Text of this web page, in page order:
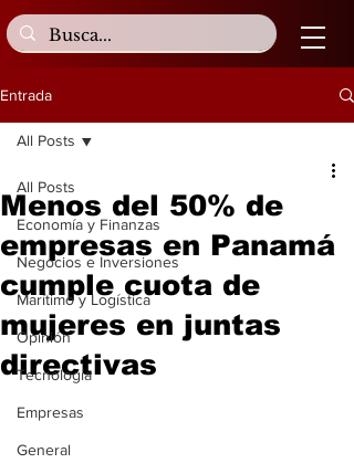
Entrada
All Posts
Economía y Finanzas
Negocios e Inversiones
Marítimo y Logística
Opinión
Tecnología
Empresas
General
All Posts
Menos del 50% de
empresas en Panamá
cumple cuota de
mujeres en juntas
directivas